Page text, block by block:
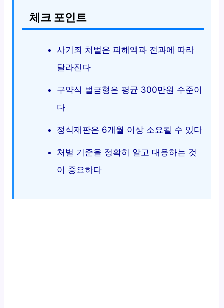
체크 포인트
사기죄 처벌은 피해액과 전과에 따라
달라진다
구약식 벌금형은 평균 300만원 수준이
다
정식재판은 6개월 이상 소요될 수 있다
처벌 기준을 정확히 알고 대응하는 것
이 중요하다